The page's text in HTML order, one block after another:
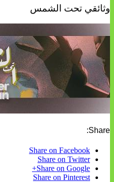
وثائقي تحت الشمس
Share:
Share on Facebook
Share on Twitter
Share on Google+
Share on Pinterest